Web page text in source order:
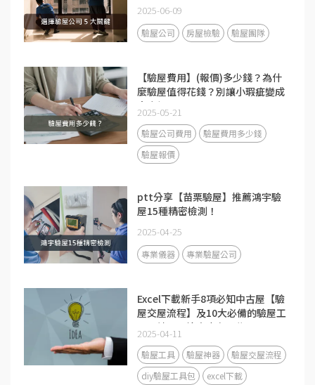
2025-06-09
驗屋公司 房屋檢驗 驗屋團隊
【驗屋費用】(報價)多少錢？為什
麼驗屋值得花錢？別讓小瑕疵變成
大麻煩
2025-05-21
驗屋公司費用
驗屋費用多少錢
驗屋報價
ptt分享【苗栗驗屋】推薦鴻宇驗
屋15種精密檢測！
2025-04-25
專業儀器 專業驗屋公司
Excel下載新手8項必知中古屋【驗
屋交屋流程】及10大必備的驗屋工
具、神器及檢查表有哪些？
2025-04-11
驗屋工具 驗屋神器
驗屋交屋流程
diy驗屋工具包
excel下載